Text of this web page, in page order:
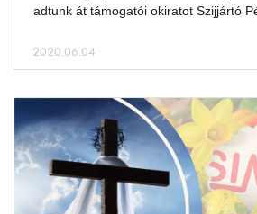
adtunk át támogatói okiratot Szijjártó
gazdaság fellendítése is látszik, a
növeléséről, új technológiák
2020.06.04